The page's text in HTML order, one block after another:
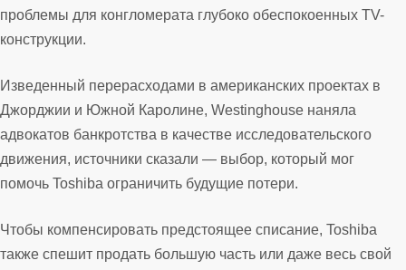
проблемы для конгломерата глубоко обеспокоенных TV-
конструкции.
Изведенный перерасходами в американских проектах в
Джорджии и Южной Каролине, Westinghouse наняла
адвокатов банкротства в качестве исследовательского
движения, источники сказали — выбор, который мог
помочь Toshiba ограничить будущие потери.
Чтобы компенсировать предстоящее списание, Toshiba
также спешит продать большую часть или даже весь свой